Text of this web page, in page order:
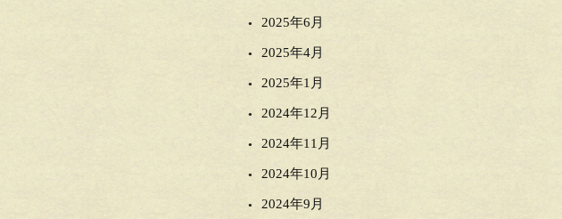
2025年6月
2025年4月
2025年1月
2024年12月
2024年11月
2024年10月
2024年9月